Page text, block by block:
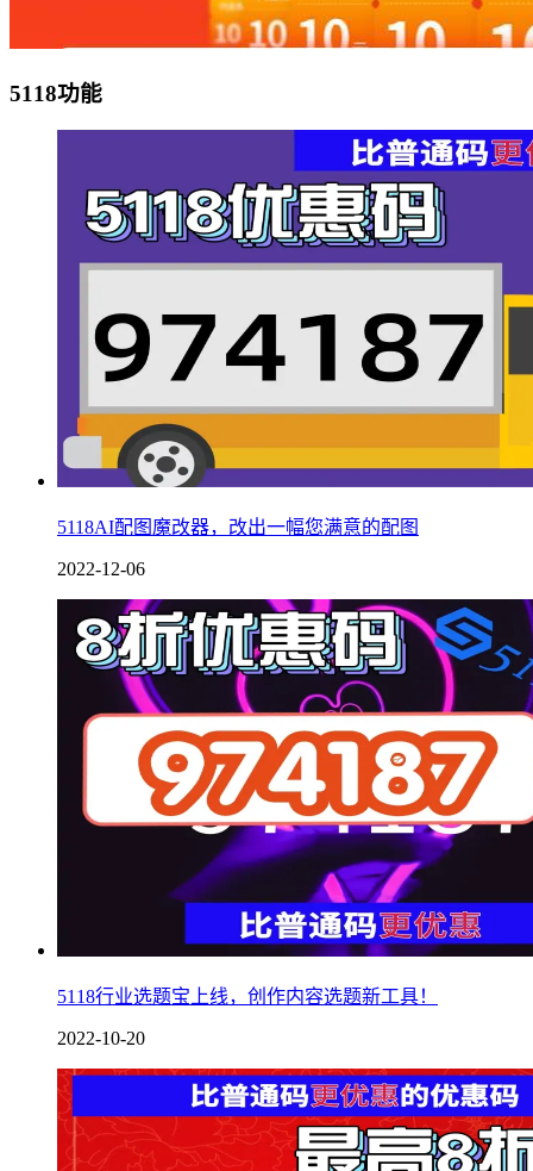
5118功能
5118AI配图魔改器，改出一幅您满意的配图
2022-12-06
5118行业选题宝上线，创作内容选题新工具！
2022-10-20